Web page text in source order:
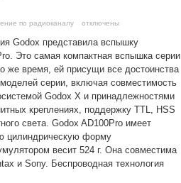
по радиоканалу отключены
Godox представила вспышку
Это самая компактная вспышка серии
же время, ей присущи все достоинства
серии, включая совместимость
Godox X и принадлежностями
креплениях, поддержку TTL, HSS
света. Godox AD100Pro имеет
цилиндрическую форму
весит 524 г. Она совместима
и Sony. Беспроводная технология